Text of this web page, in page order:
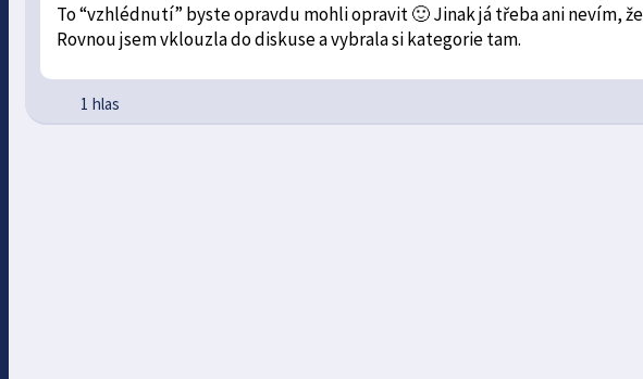
To “vzhlédnutí” byste opravdu mohli opravit 🙂 Jinak já třeba ani nevím,
Rovnou jsem vklouzla do diskuse a vybrala si kategorie tam.
1 hlas